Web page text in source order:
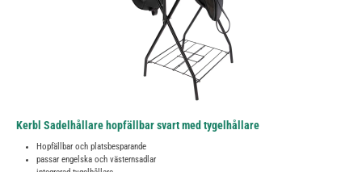
Kerbl Sadelhållare hopfällbar svart med tygelhållare
Hopfällbar och platsbesparande
passar engelska och västernsadlar